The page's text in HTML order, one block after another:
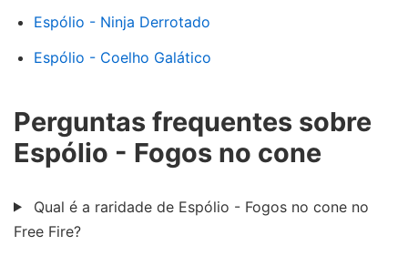
Espólio - Ninja Derrotado
Espólio - Coelho Galático
Perguntas frequentes sobre
Espólio - Fogos no cone
Qual é a raridade de Espólio - Fogos no cone no
Free Fire?